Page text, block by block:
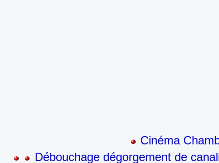
Cinéma
Débouchage dégorgement de